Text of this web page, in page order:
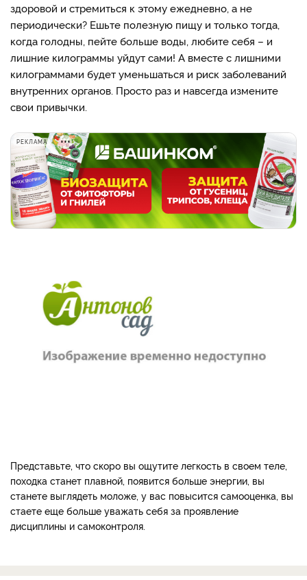
здоровой и стремиться к этому ежедневно, а не
периодически? Ешьте полезную пищу и только тогда,
когда голодны, пейте больше воды, любите себя – и
лишние килограммы уйдут сами! А вместе с лишними
килограммами будет уменьшаться и риск заболеваний
внутренних органов. Просто раз и навсегда измените
свои привычки.
РЕКЛАМА
Представьте, что скоро вы ощутите легкость в своем теле,
походка станет плавной, появится больше энергии, вы
станете выглядеть моложе, у вас повысится самооценка, вы
стаете еще больше уважать себя за проявление
дисциплины и самоконтроля.